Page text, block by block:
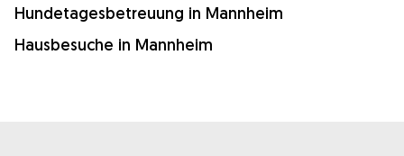
Hundetagesbetreuung in Mannheim
Hausbesuche in Mannheim